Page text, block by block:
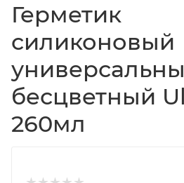
Герметик
силиконовый
бесцветный
260мл